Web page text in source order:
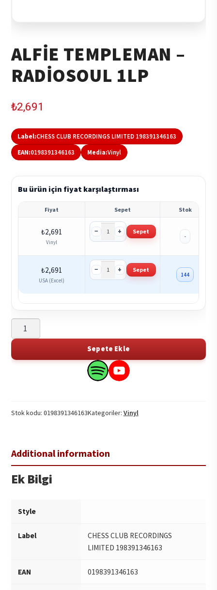
ALFIE TEMPLEMAN –
RADIOSOUL 1LP
₺2,691
Label:CHESS CLUB RECORDINGS LIMITED 198391346163
EAN:0198391346163 Media:Vinyl
Bu ürün için fiyat karşılaştırması
Fiyat Sepet Stok
₺2,691
Vinyl
− + Sepet
-
₺2,691
USA (Excel)
− + Sepet
144
Alfie
Templeman
Radiosoul
Sepete Ekle
Search
on
Search
on
Stok kodu: 0198391346163Kategoriler: Vinyl
Ek Bilgi
Style
Label
CHESS CLUB RECORDINGS
LIMITED 198391346163
EAN 0198391346163